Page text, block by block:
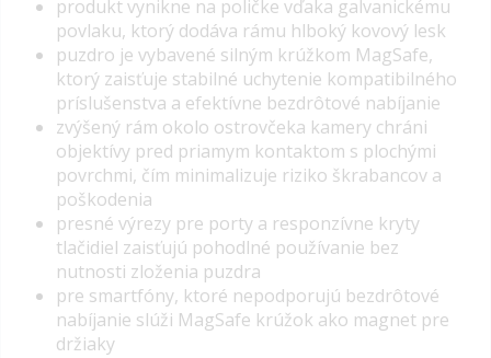
produkt vynikne na poličke vďaka galvanickému
povlaku, ktorý dodáva rámu hlboký kovový lesk
puzdro je vybavené silným krúžkom MagSafe,
ktorý zaisťuje stabilné uchytenie kompatibilného
príslušenstva a efektívne bezdrôtové nabíjanie
zvýšený rám okolo ostrovčeka kamery chráni
objektívy pred priamym kontaktom s plochými
povrchmi, čím minimalizuje riziko škrabancov a
poškodenia
presné výrezy pre porty a responzívne kryty
tlačidiel zaisťujú pohodlné používanie bez
nutnosti zloženia puzdra
pre smartfóny, ktoré nepodporujú bezdrôtové
nabíjanie slúži MagSafe krúžok ako magnet pre
držiaky